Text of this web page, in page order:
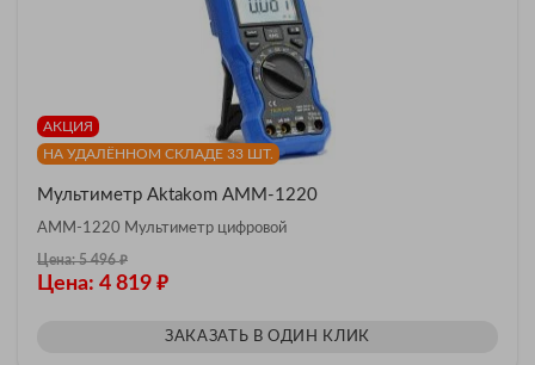
АКЦИЯ
НА УДАЛЁННОМ СКЛАДЕ 33 ШТ.
Мультиметр Aktakom АММ-1220
АММ-1220 Мультиметр цифровой
Цена: 5 496₽
Цена: 4 819 ₽
ЗАКАЗАТЬ В ОДИН КЛИК